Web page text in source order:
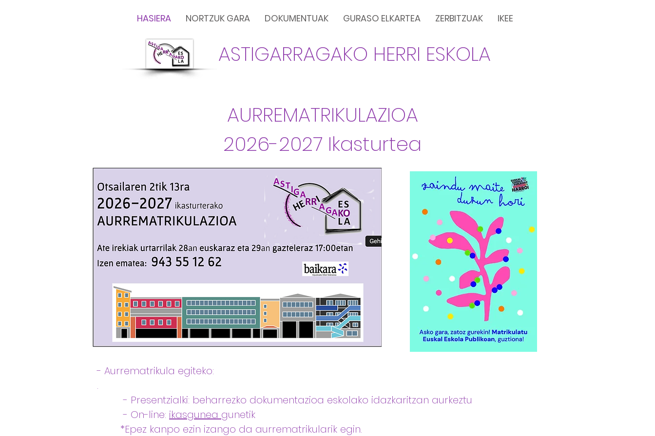
HASIERA NORTZUK GARA DOKUMENTUAK GURASO ELKARTEA ZERBITZUAK IKEE
ASTIGARRAGAKO HERRI ESKOLA
AURREMATRIKULAZIOA
2026-2027 Ikasturtea
- Aurrematrikula egiteko:
.
- Presentzialki: beharrezko dokumentazioa eskolako idazkaritzan aurkeztu
- On-line: ikasgunea gunetik
*Epez kanpo ezin izango da aurrematrikularik egin.